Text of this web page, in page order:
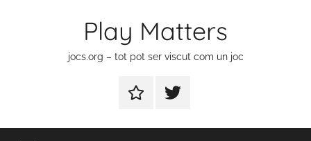
Play Matters
jocs.org – tot pot ser viscut com un joc
ContactarElement
menú